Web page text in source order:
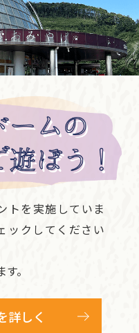
トを実施していま
ックしてください
。
詳しく